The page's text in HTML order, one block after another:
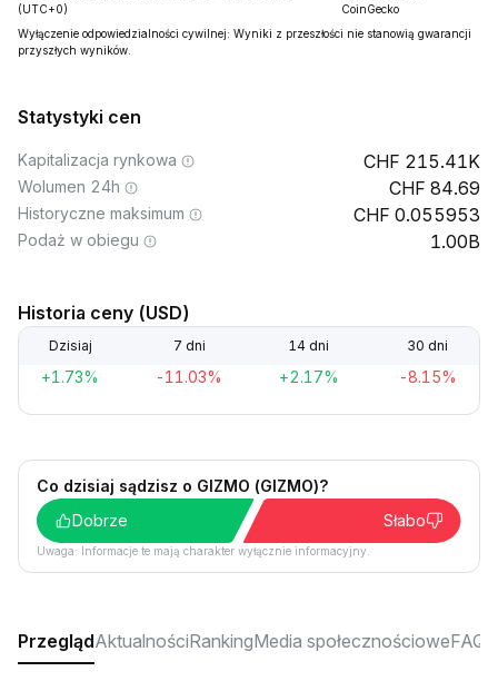
(UTC+0)
CoinGecko
Wyłączenie odpowiedzialności cywilnej: Wyniki z przeszłości nie stanowią gwarancji
przyszłych wyników.
Statystyki cen
Kapitalizacja rynkowa 215.41K
Wolumen 24h 84.69
Historyczne maksimum 0.055953
Podaż w obiegu 1.00B
Historia ceny (USD)
Dzisiaj 7 dni 14 dni 30 dni
+1.73% -11.03% +2.17% -8.15%
Co dzisiaj sądzisz o GIZMO (GIZMO)?
Dobrze
Słabo
Uwaga: Informacje te mają charakter wyłącznie informacyjny.
PrzeglądAktualnościRankingMedia społecznościoweFAQ